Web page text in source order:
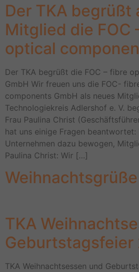
Der TKA begrüßt
Mitglied die FOC
optical
Der TKA begrüßt die FOC – fibre
GmbH Wir freuen uns die FOC-
components GmbH als neues
Technologiekreis Adlershof e. V.
Frau Paulina Christ
hat uns einige Fragen beantwortet:
Unternehmen dazu bewogen,
Paulina Christ: Wir […]
TKA
Geburtstagsfeier
TKA Weihnachtsessen und